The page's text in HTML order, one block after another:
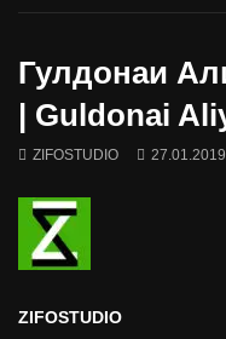
Гулдонаи
| Guldonai
ZIFOSTUDIO 27.01.2019
ZIFOSTUDIO